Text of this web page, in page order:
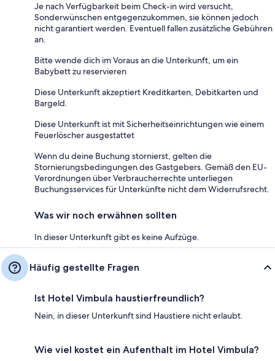
Je nach Verfügbarkeit beim Check-in wird versucht,
Sonderwünschen entgegenzukommen, sie können jedoch
nicht garantiert werden. Eventuell fallen zusätzliche Gebühren
an.
Bitte wende dich im Voraus an die Unterkunft, um ein
Babybett zu reservieren
Diese Unterkunft akzeptiert Kreditkarten, Debitkarten und
Bargeld.
Diese Unterkunft ist mit Sicherheitseinrichtungen wie einem
Feuerlöscher ausgestattet
Wenn du deine Buchung stornierst, gelten die
Stornierungsbedingungen des Gastgebers. Gemäß den EU-
Verordnungen über Verbraucherrechte unterliegen
Buchungsservices für Unterkünfte nicht dem Widerrufsrecht.
Was wir noch erwähnen sollten
In dieser Unterkunft gibt es keine Aufzüge.
Häufig gestellte Fragen
Ist Hotel Vimbula haustierfreundlich?
Nein, in dieser Unterkunft sind Haustiere nicht erlaubt.
Wie viel kostet ein Aufenthalt im Hotel Vimbula?